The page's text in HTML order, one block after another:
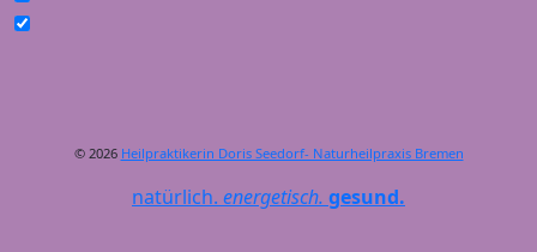
© 2026 Heilpraktikerin Doris Seedorf- Naturheilpraxis Bremen
natürlich. energetisch. gesund.